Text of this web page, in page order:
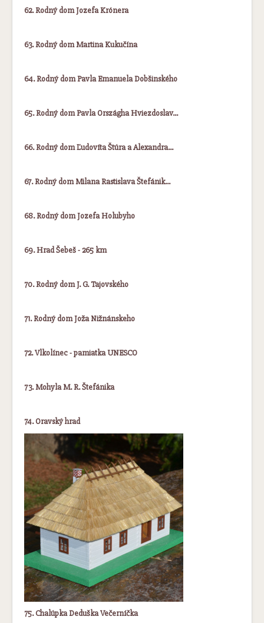
62. Rodný dom Jozefa Krónera
63. Rodný dom Martina Kukučína
64. Rodný dom Pavla Emanuela Dobšinského
65. Rodný dom Pavla Országha Hviezdoslav…
66. Rodný dom Ľudovíta Štúra a Alexandra…
67. Rodný dom Milana Rastislava Štefánik…
68. Rodný dom Jozefa Holubyho
69. Hrad Šebeš - 265 km
70. Rodný dom J. G. Tajovského
71. Rodný dom Joža Nižnánskeho
72. Vlkolínec - pamiatka UNESCO
73. Mohyla M. R. Štefánika
74. Oravský hrad
75. Chalúpka Deduška Večerníčka